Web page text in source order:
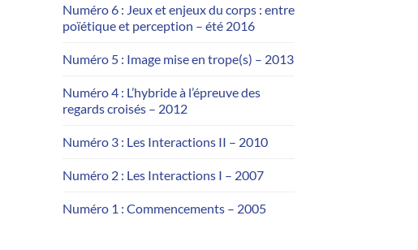
Numéro 6 : Jeux et enjeux du corps : entre
poïétique et perception – été 2016
Numéro 5 : Image mise en trope(s) – 2013
Numéro 4 : L’hybride à l’épreuve des
regards croisés – 2012
Numéro 3 : Les Interactions II – 2010
Numéro 2 : Les Interactions I – 2007
Numéro 1 : Commencements – 2005